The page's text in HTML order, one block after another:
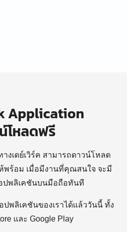
Application
โหลดฟรี
งเดย์เวิร์ค สามารถดาวน์โหลด
พร้อม เมื่อมีงานที่คุณสนใจ จะมี
ปพลิเคชันบนมือถือทันที
ปพลิเคชันของเราได้แล้ววันนี้ ทั้ง
และ Google Play